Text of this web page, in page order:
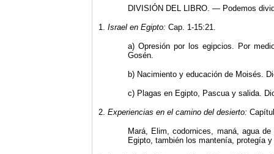
DIVISIÓN DEL LIBRO. — Podemos
1. Israel en Egipto: Cap. 1-15:21.
a) Opresión por los egipcios. Por
Gosén.
b) Nacimiento y educación de Moisés.
c) Plagas en Egipto, Pascua y salida.
2. Experiencias en el camino del desierto:
Mará, Elim, codornices, maná, agua
Egipto, también los mantenía, protegía y